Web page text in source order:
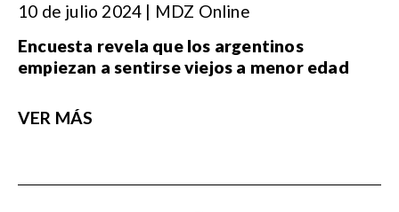
10 de julio 2024 | MDZ Online
Encuesta revela que los argentinos
empiezan a sentirse viejos a menor edad
VER MÁS